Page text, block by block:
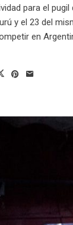
para el
y el 23 del
en